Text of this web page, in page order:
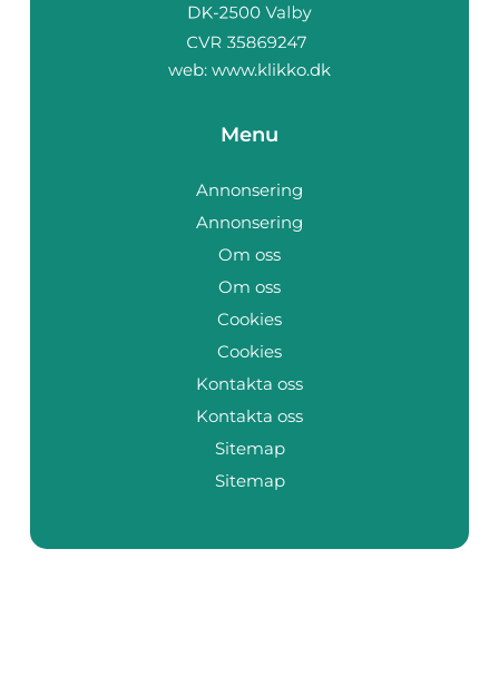
web: www.klikko.dk
Menu
Annonsering
Annonsering
Om oss
Om oss
Cookies
Cookies
Kontakta oss
Kontakta oss
Sitemap
Sitemap